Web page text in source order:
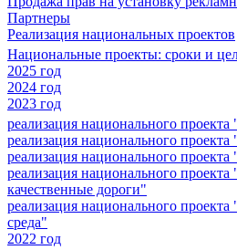
Партнеры
Реализация национальных проектов
Национальные проекты: сроки и
2025 год
2024 год
2023 год
реализация национального
реализация национального
реализация национального проекта
реализация национального проекта
качественные дороги"
реализация национального
среда"
2022 год